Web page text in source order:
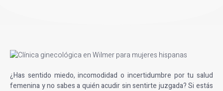
¿Has sentido miedo, incomodidad o incertidumbre por tu salud
femenina y no sabes a quién acudir sin sentirte juzgada? Si estás